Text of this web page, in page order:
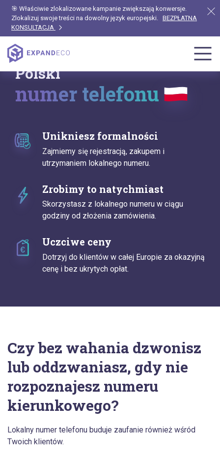
🎯 Właściwie zlokalizowane kampanie zwiększają konwersje.
Zlokalizuj swoje treści na dowolny język europejski. BEZPŁATNA
KONSULTACJA
Polski
numer telefonu
Unikniesz formalności
Zajmiemy się rejestracją, zakupem i
utrzymaniem lokalnego numeru.
Zrobimy to natychmiast
Skorzystasz z lokalnego numeru w ciągu
godziny od złożenia zamówienia.
Uczciwe ceny
Dotrzyj do klientów w całej Europie za okazyjną
cenę i bez ukrytych opłat.
Czy bez wahania dzwonisz
lub oddzwaniasz, gdy nie
rozpoznajesz numeru
kierunkowego?
Lokalny numer telefonu buduje zaufanie również wśród
Twoich klientów.